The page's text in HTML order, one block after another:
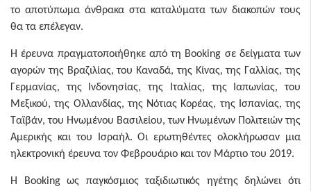
το αποτύπωμα άνθρακα στα καταλύματα των διακοπών τους
θα τα επέλεγαν.
H έρευνα πραγματοποιήθηκε από τη Booking σε δείγματα των
αγορών της Βραζιλίας, του Καναδά, της Κίνας, της Γαλλίας, της
Γερμανίας, της Ινδονησίας, της Ιταλίας, της Ιαπωνίας, του
Μεξικού, της Ολλανδίας, της Νότιας Κορέας, της Ισπανίας, της
Ταϊβάν, του Ηνωμένου Βασιλείου, των Ηνωμένων Πολιτειών της
Αμερικής και του Ισραήλ. Οι ερωτηθέντες ολοκλήρωσαν μια
ηλεκτρονική έρευνα τον Φεβρουάριο και τον Μάρτιο του 2019.
H Booking ως παγκόσμιος ταξιδιωτικός ηγέτης δηλώνει ότι